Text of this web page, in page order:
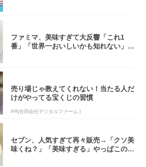
ファミマ、美味すぎて大反響「これ1
番」「世界一おいしいかも知れない」
売り場じゃ教えてくれない！当たる人だ
けがやってる宝くじの習慣
PR(合同会社デジタルファーム )
セブン、人気すぎて再々販売→「クソ美
味くね？」「美味すぎる」やっぱこのク